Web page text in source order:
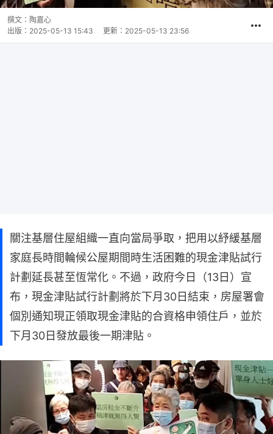
撰文： 陶嘉心
出版： 2025-05-13 15:43 更新： 2025-05-13 23:56
關注基層住屋組織一直向當局爭取，把用以紓緩基層
家庭長時間輪候公屋期間時生活困難的現金津貼試行
計劃延長甚至恆常化。不過，政府今日（13日）宣
布，現金津貼試行計劃將於下月30日結束，房屋署會
個別通知現正領取現金津貼的合資格申領住戶，並於
下月30日發放最後一期津貼。